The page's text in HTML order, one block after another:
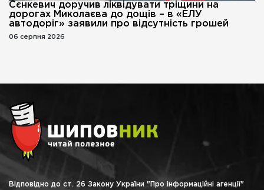
Сєнкевич доручив ліквідувати тріщини на
дорогах Миколаєва до дощів – в «ЕЛУ
автодоріг» заявили про відсутність грошей
06 серпня 2026
Відповідно до ст. 26 Закону України "Про інформаційні агенції"